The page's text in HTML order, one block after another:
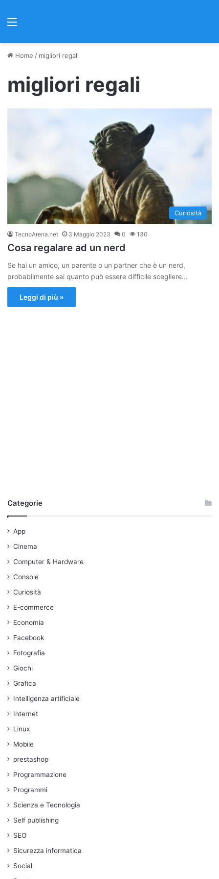
Home / migliori regali
migliori regali
Curiosità
TecnoArena.net 3 Maggio 2023 0 130
Cosa regalare ad un nerd
Se hai un amico, un parente o un partner che è un nerd,
probabilmente sai quanto può essere difficile scegliere…
Leggi di più »
Categorie
App
Cinema
Computer & Hardware
Console
Curiosità
E-commerce
Economia
Facebook
Fotografia
Giochi
Grafica
Intelligenza artificiale
Internet
Linux
Mobile
prestashop
Programmazione
Programmi
Scienza e Tecnologia
Self publishing
SEO
Sicurezza informatica
Social